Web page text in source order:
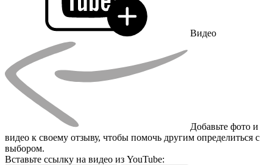
Видео
Добавьте фото и
видео к своему отзыву, чтобы помочь другим определиться с
выбором.
Вставьте ссылку на видео из YouTube: